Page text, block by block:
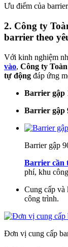
Ưu điểm của
2. Công ty
barrier theo
Với kinh nghiệm
vào, Công ty
tự động đáp ứng
Barrier gập
Barrier gập
Barrier gập
Barrier cần
phí, khu
Cung cấp và
công trình.
Đơn vị cung cấp